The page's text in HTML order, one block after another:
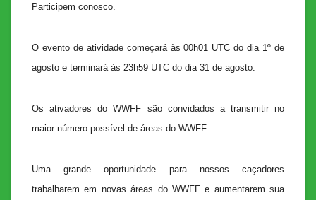
Participem conosco.
O evento de atividade começará às 00h01 UTC do dia 1º de
agosto e terminará às 23h59 UTC do dia 31 de agosto.
Os ativadores do WWFF são convidados a transmitir no
maior número possível de áreas do WWFF.
Uma grande oportunidade para nossos caçadores
trabalharem em novas áreas do WWFF e aumentarem sua